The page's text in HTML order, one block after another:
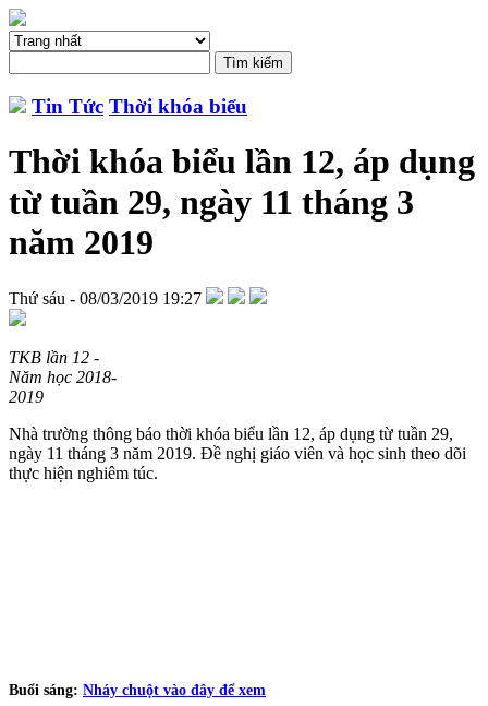
Tin Tức Thời khóa biểu
Thời khóa biểu lần 12, áp dụng
từ tuần 29, ngày 11 tháng 3
năm 2019
Thứ sáu - 08/03/2019 19:27
TKB lần 12 -
Năm học 2018-
2019
Nhà trường thông báo thời khóa biểu lần 12, áp dụng từ tuần 29,
ngày 11 tháng 3 năm 2019. Đề nghị giáo viên và học sinh theo dõi
thực hiện nghiêm túc.
Buổi sáng: Nháy chuột vào đây để xem